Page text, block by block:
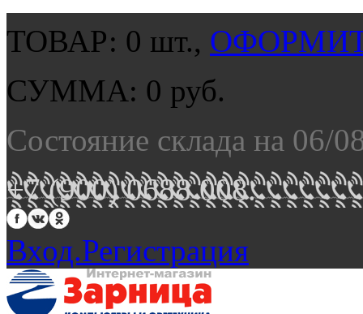
ТОВАР: 0 шт.,
СУММА: 0 руб.
Состояние склада на 06/
+7 (900) 0688 008.
Вход.Регистрация